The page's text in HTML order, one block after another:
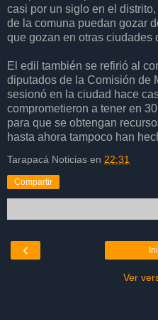
casi por un siglo en el
de la comuna puedan gozar
que gozan en otras ciudades
El edil también se refirió al
diputados de la Comisión de
sesionó en la ciudad hace
comprometieron a tener en
para que se obtengan
hasta ahora tampoco han
Tarapacá Noticias en 22:31
Compartir
‹
Ver